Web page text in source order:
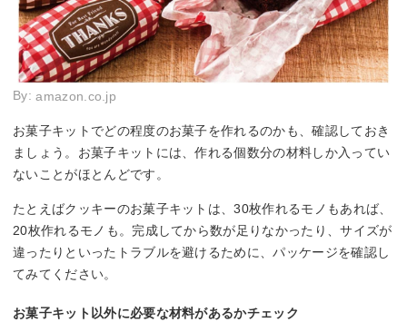
By:amazon.co.jp
お菓子キットでどの程度のお菓子を作れるのかも、確認しておき
ましょう。お菓子キットには、作れる個数分の材料しか入ってい
ないことがほとんどです。
たとえばクッキーのお菓子キットは、30枚作れるモノもあれば、
20枚作れるモノも。完成してから数が足りなかったり、サイズが
違ったりといったトラブルを避けるために、パッケージを確認し
てみてください。
お菓子キット以外に必要な材料があるかチェック